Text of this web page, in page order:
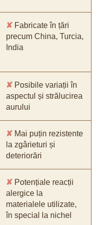
✘ Fabricate în țări
precum China, Turcia,
India
✘ Posibile variații în
aspectul și strălucirea
aurului
✘ Mai puțin rezistente
la zgârieturi și
deteriorări
✘ Potențiale reacții
alergice la
materialele utilizate,
în special la nichel